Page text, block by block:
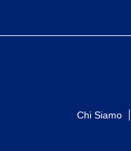
Chi Siamo